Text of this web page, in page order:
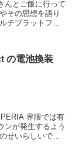
んとご飯に行って
その思想を語り
チプラットフォ
の電池換装
界隈では有
ンが発生するよう
せいらしいです